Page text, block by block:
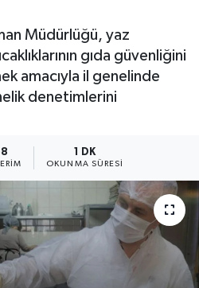
Müdürlüğü, yaz
gıda güvenliğini
amacıyla il genelinde
denetimlerini
1 DK
OKUNMA SÜRESI